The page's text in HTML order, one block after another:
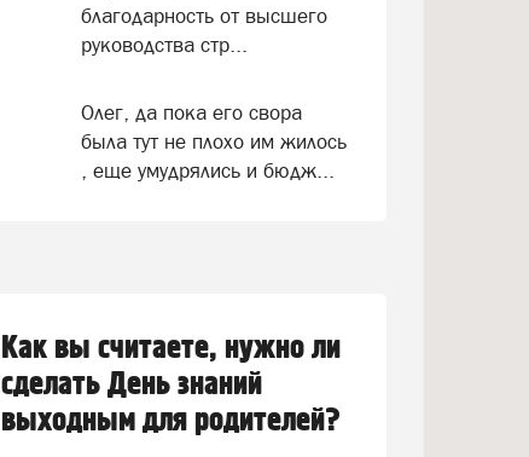
благодарность от высшего
руководства стр...
Олег, да пока его свора
была тут не плохо им жилось
, еще умудрялись и бюдж...
Как вы считаете, нужно ли
сделать День знаний
выходным для родителей?